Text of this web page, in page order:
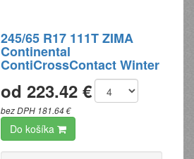
245/65 R17 111T ZIMA
Continental
ContiCrossContact Winter
od 223.42 €
bez DPH 181.64 €
Do košíka